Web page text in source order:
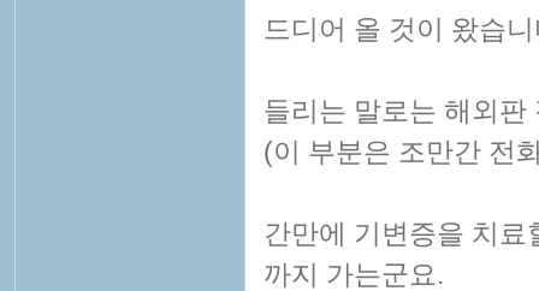
드디어 올 것이 왔습
들리는 말로는 해외
(이 부분은 조만간 전
간만에 기변증을 치
까지 가는군요.